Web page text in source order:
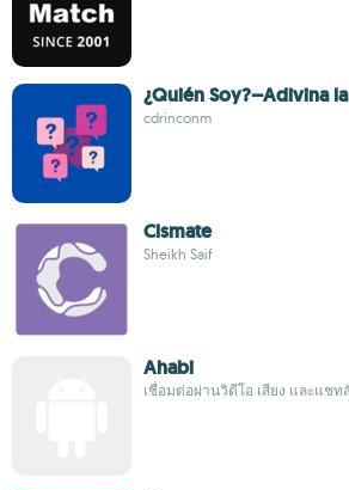
¿Quién Soy?–Adivina
cdrinconm
Clsmate
Sheikh Saif
Ahabi
เชื่อมต่อผ่านวิดีโอ เสียง และแช